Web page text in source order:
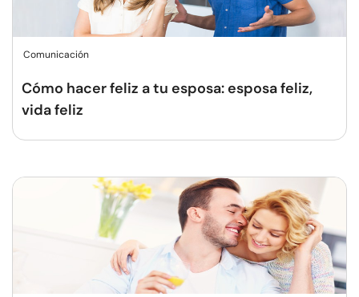
Comunicación
Cómo hacer feliz a tu esposa: esposa feliz,
vida feliz